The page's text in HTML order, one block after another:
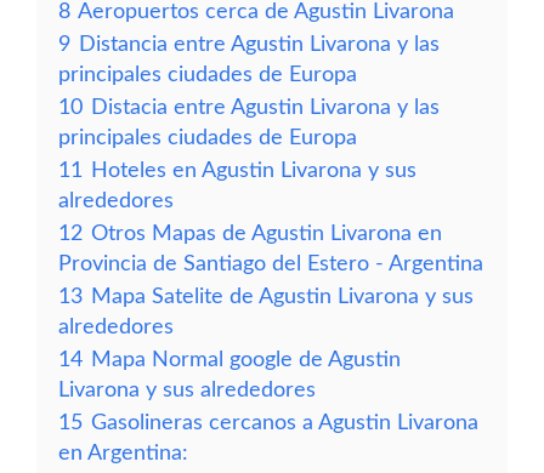
8 Aeropuertos cerca de Agustin Livarona
9 Distancia entre Agustin Livarona y las
principales ciudades de Europa
10 Distacia entre Agustin Livarona y las
principales ciudades de Europa
11
Hoteles en Agustin Livarona y sus
alrededores
12 Otros Mapas de Agustin Livarona en
Provincia de Santiago del Estero - Argentina
13 Mapa Satelite de Agustin Livarona y sus
alrededores
14 Mapa Normal google de Agustin
Livarona y sus alrededores
15 Gasolineras cercanos a Agustin Livarona
en Argentina: